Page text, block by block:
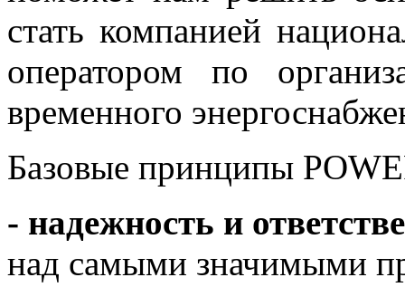
стать компанией
оператором по
временного
Базовые принципы
- надежность и
над самыми значимыми